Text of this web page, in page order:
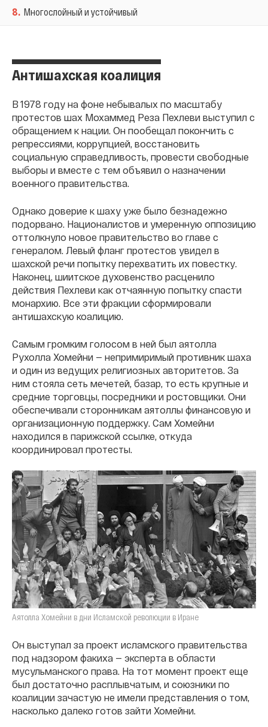
8. Многослойный и устойчивый
Антишахская коалиция
В 1978 году на фоне небывалых по масштабу
протестов шах Мохаммед Реза Пехлеви выступил с
обращением к нации. Он пообещал покончить с
репрессиями, коррупцией, восстановить
социальную справедливость, провести свободные
выборы и вместе с тем объявил о назначении
военного правительства.
Однако доверие к шаху уже было безнадежно
подорвано. Националистов и умеренную оппозицию
оттолкнуло новое правительство во главе с
генералом. Левый фланг протестов увидел в
шахской речи попытку перехватить их повестку.
Наконец, шиитское духовенство расценило
действия Пехлеви как отчаянную попытку спасти
монархию. Все эти фракции сформировали
антишахскую коалицию.
Самым громким голосом в ней был аятолла
Рухолла Хомейни — непримиримый противник шаха
и один из ведущих религиозных авторитетов. За
ним стояла сеть мечетей, базар, то есть крупные и
средние торговцы, посредники и ростовщики. Они
обеспечивали сторонникам аятоллы финансовую и
организационную поддержку. Сам Хомейни
находился в парижской ссылке, откуда
координировал протесты.
Аятолла Хомейни в дни Исламской революции в Иране
Он выступал за проект исламского правительства
под надзором факиха — эксперта в области
мусульманского права. На тот момент проект еще
был достаточно расплывчатым, и союзники по
коалиции зачастую не имели представления о том,
насколько далеко готов зайти Хомейни.